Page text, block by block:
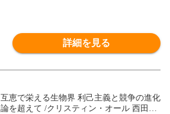
詳細を見る
互恵で栄える生物界 利己主義と競争の進化
論を超えて /クリスティン・オール 西田美